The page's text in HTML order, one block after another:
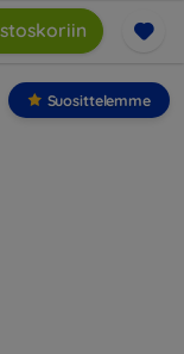
Suosittelemme